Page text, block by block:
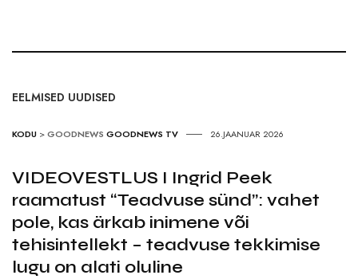
EELMISED UUDISED
KODU >GOODNEWS GOODNEWS TV 26.JAANUAR 2026
VIDEOVESTLUS I Ingrid Peek
raamatust “Teadvuse sünd”: vahet
pole, kas ärkab inimene või
tehisintellekt – teadvuse tekkimise
lugu on alati oluline